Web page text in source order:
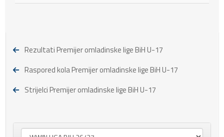
Rezultati Premijer omladinske lige BiH U-17
Raspored kola Premijer omladinske lige BiH U-17
Strijelci Premijer omladinske lige BiH U-17